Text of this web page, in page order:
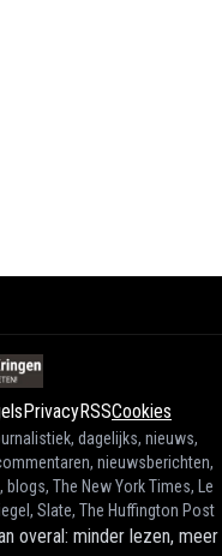
PrivacyRSSCookies
dagelijks, nieuws,
nieuwsberichten,
The New York Times, Le
Slate, The Huffington Post
overal: minder lezen, meer